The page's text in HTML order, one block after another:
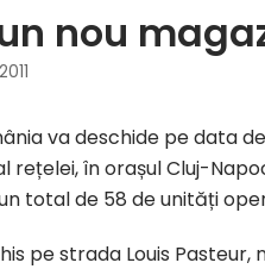
nou
va deschide pe data
rețelei, în orașul Cluj-
total de 58 de unități
pe strada Louis Pasteur,